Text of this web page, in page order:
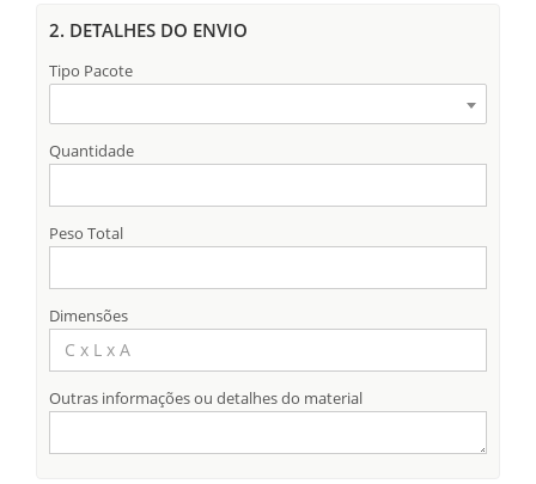
2. DETALHES DO ENVIO
Tipo Pacote
Quantidade
Peso Total
Dimensões
Outras informações ou detalhes do material